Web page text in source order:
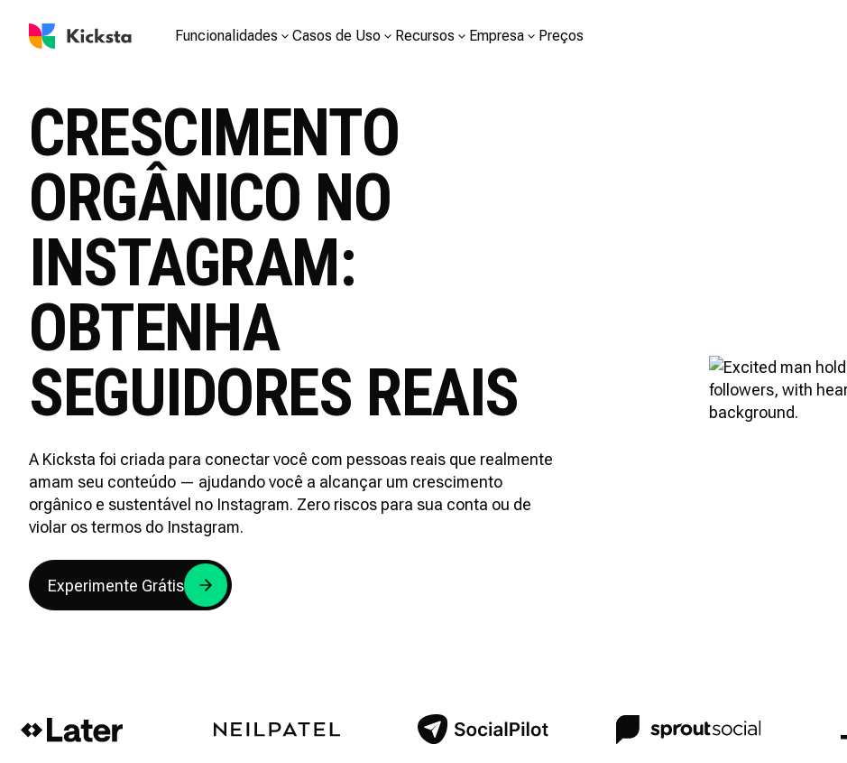
Funcionalidades Casos de Uso Recursos Empresa Preços
CRESCIMENTO
ORGÂNICO NO
INSTAGRAM:
OBTENHA
SEGUIDORES REAIS
A Kicksta foi criada para conectar você com pessoas reais que realmente
amam seu conteúdo — ajudando você a alcançar um crescimento
orgânico e sustentável no Instagram. Zero riscos para sua conta ou de
violar os termos do Instagram.
Experimente Grátis